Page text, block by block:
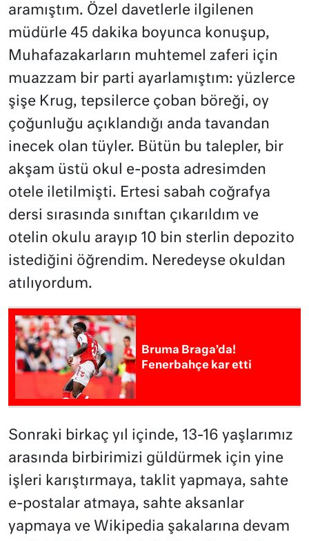
aramıştım. Özel davetlerle ilgilenen
müdürle 45 dakika boyunca konuşup,
Muhafazakarların muhtemel zaferi için
muazzam bir parti ayarlamıştım: yüzlerce
şişe Krug, tepsilerce çoban böreği, oy
çoğunluğu açıklandığı anda tavandan
inecek olan tüyler. Bütün bu talepler, bir
akşam üstü okul e-posta adresimden
otele iletilmişti. Ertesi sabah coğrafya
dersi sırasında sınıftan çıkarıldım ve
otelin okulu arayıp 10 bin sterlin depozito
istediğini öğrendim. Neredeyse okuldan
atılıyordum.
Bruma Braga’da!
Fenerbahçe kar etti
Sonraki birkaç yıl içinde, 13-16 yaşlarımız
arasında birbirimizi güldürmek için yine
işleri karıştırmaya, taklit yapmaya, sahte
e-postalar atmaya, sahte aksanlar
yapmaya ve Wikipedia şakalarına devam